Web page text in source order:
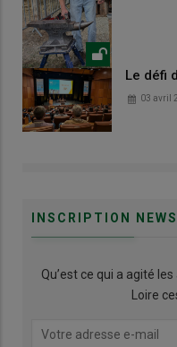
Le défi
03 avril
INSCRIPTION
Qu’est ce qui a agité
Loire